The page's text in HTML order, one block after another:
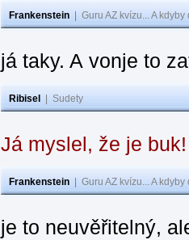
Frankenstein Guru AZ kvízu... A
já taky. A vonje to
Ribisel Sudety
Já myslel, že je
Frankenstein Guru AZ kvízu... A
je to neuvěřitelný,